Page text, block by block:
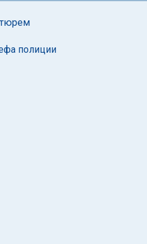
тюрем
полиции